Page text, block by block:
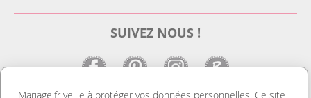
SUIVEZ NOUS !
Mariage.fr veille à protéger vos données personnelles. Ce site